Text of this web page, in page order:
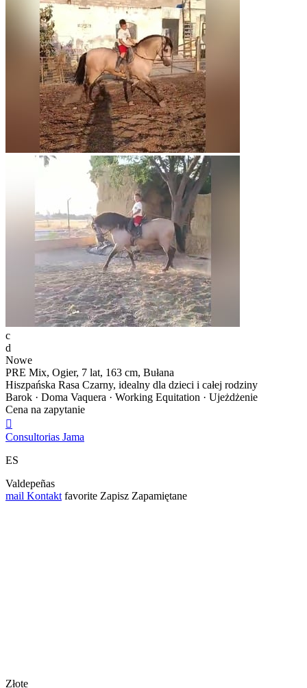
c
d
Nowe
PRE Mix, Ogier, 7 lat, 163 cm, Bułana
Hiszpańska Rasa Czarny, idealny dla dzieci i całej rodziny
Barok · Doma Vaquera · Working Equitation · Ujeżdżenie
Cena na zapytanie

Consultorias Jama
ES
Valdepeñas
mail Kontakt favorite Zapisz Zapamiętane
Złote